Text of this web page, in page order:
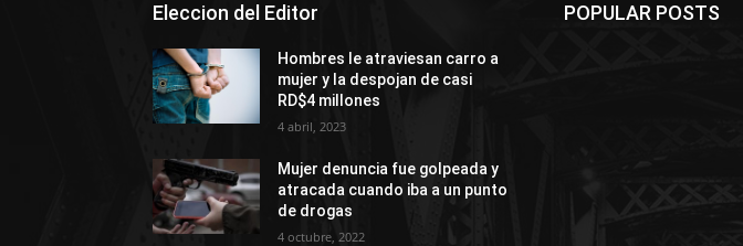
Eleccion del Editor
Hombres le atraviesan carro a
mujer y la despojan de casi
RD$4 millones
4 abril, 2023
Mujer denuncia fue golpeada y
atracada cuando iba a un punto
de drogas
4 octubre, 2022
POPULAR POSTS